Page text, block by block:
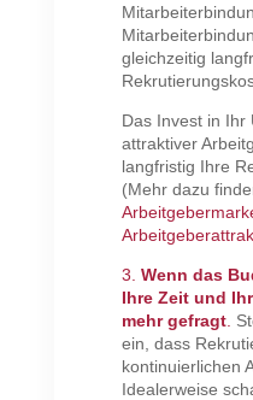
gleichzeitig
Das Invest in Ihr
attraktiver
langfristig Ihre
(Mehr dazu
3. Wenn das
Ihre Zeit und
mehr gefragt.
ein, dass
kontinuierlichen
Idealerweise